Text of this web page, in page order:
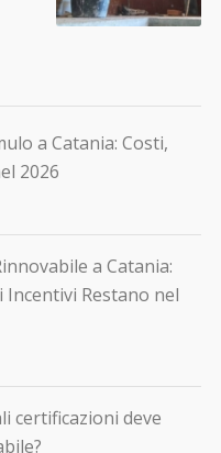
a Catania: Costi,
2026
a Catania:
Incentivi Restano nel
certificazioni deve